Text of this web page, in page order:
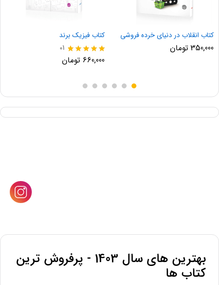
کتاب فیزیک برند
نمره
5.00
01
660,000 تومان
کتاب انقلاب در دنیای خرده فروشی
350,000 تومان
بهترین های سال 1403 - پرفروش ترین
کتاب ها